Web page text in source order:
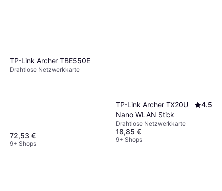
TP-Link Archer TBE550E
Drahtlose Netzwerkkarte
72,53 €
9+ Shops
TP-Link Archer TX20U
Nano WLAN Stick
4.5
Drahtlose Netzwerkkarte
18,85 €
9+ Shops